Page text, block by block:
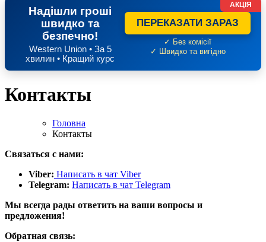
Надішли гроші
швидко та
безпечно!
Western Union • За 5
хвилин • Кращий курс
ПЕРЕКАЗАТИ ЗАРАЗ
✓ Без комісії
✓ Швидко та вигідно
АКЦІЯ
Контакты
Головна
Контакты
Связаться с нами:
Viber: Написать в чат Viber
Telegram: Написать в чат Telegram
Мы всегда рады ответить на ваши вопросы и
предложения!
Обратная связь: